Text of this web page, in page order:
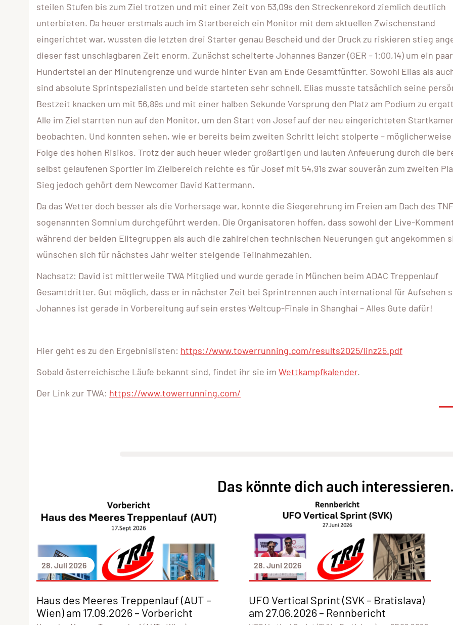
steilen Stufen bis zum Ziel trotzen und mit einer Zeit von 53,09s den Streckenrekord ziemlich deutlich
unterbieten. Da heuer erstmals auch im Startbereich ein Monitor mit dem aktuellen Zwischenstand
eingerichtet war, wussten die letzten drei Starter genau Bescheid und der Druck zu riskieren stieg
dieser fast unschlagbaren Zeit enorm. Zunächst scheiterte Johannes Banzer (GER – 1:00,14) um ein paar
Hundertstel an der Minutengrenze und wurde hinter Evan am Ende Gesamtfünfter. Sowohl Elias als
sind absolute Sprintspezialisten und beide starteten sehr schnell. Elias musste tatsächlich seine
Bestzeit knacken um mit 56,89s und mit einer halben Sekunde Vorsprung den Platz am Podium zu
Alle im Ziel starrten nun auf den Monitor, um den Start von Josef auf der neu eingerichteten
beobachten. Und konnten sehen, wie er bereits beim zweiten Schritt leicht stolperte – möglicherweise
Folge des hohen Risikos. Trotz der auch heuer wieder großartigen und lauten Anfeuerung durch die
selbst gelaufenen Sportler im Zielbereich reichte es für Josef mit 54,91s zwar souverän zum zweiten
Sieg jedoch gehört dem Newcomer David Kattermann.
Da das Wetter doch besser als die Vorhersage war, konnte die Siegerehrung im Freien am Dach des
sogenannten Somnium durchgeführt werden. Die Organisatoren hoffen, dass sowohl der Live-
während der beiden Elitegruppen als auch die zahlreichen technischen Neuerungen gut angekommen
wünschen sich für nächstes Jahr weiter steigende Teilnahmezahlen.
Nachsatz: David ist mittlerweile TWA Mitglied und wurde gerade in München beim ADAC Treppenlauf
Gesamtdritter. Gut möglich, dass er in nächster Zeit bei Sprintrennen auch international für Aufsehen
Johannes ist gerade in Vorbereitung auf sein erstes Weltcup-Finale in Shanghai – Alles Gute dafür!
Hier geht es zu den Ergebnislisten: https://www.towerrunning.com/results2025/linz25.pdf
Sobald österreichische Läufe bekannt sind, findet ihr sie im Wettkampfkalender.
Der Link zur TWA: https://www.towerrunning.com/
Das könnte dich auch
28. Juli 2026
Haus des Meeres Treppenlauf (AUT –
Wien) am 17.09.2026 – Vorbericht
28. Juni 2026
UFO Vertical Sprint (SVK – Bratislava)
am 27.06.2026 – Rennbericht